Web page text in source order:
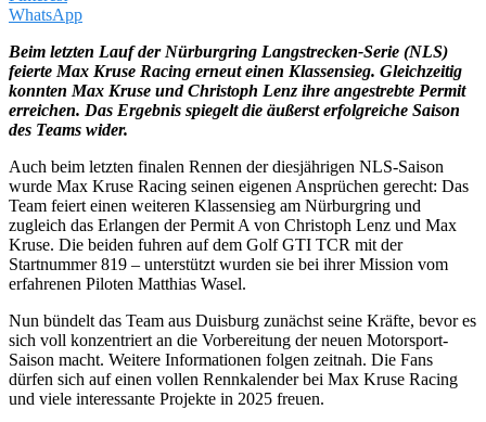
WhatsApp
Beim letzten Lauf der Nürburgring Langstrecken-Serie (NLS)
feierte Max Kruse Racing erneut einen Klassensieg. Gleichzeitig
konnten Max Kruse und Christoph Lenz ihre angestrebte Permit
erreichen. Das Ergebnis spiegelt die äußerst erfolgreiche Saison
des Teams wider.
Auch beim letzten finalen Rennen der diesjährigen NLS-Saison
wurde Max Kruse Racing seinen eigenen Ansprüchen gerecht: Das
Team feiert einen weiteren Klassensieg am Nürburgring und
zugleich das Erlangen der Permit A von Christoph Lenz und Max
Kruse. Die beiden fuhren auf dem Golf GTI TCR mit der
Startnummer 819 – unterstützt wurden sie bei ihrer Mission vom
erfahrenen Piloten Matthias Wasel.
Nun bündelt das Team aus Duisburg zunächst seine Kräfte, bevor es
sich voll konzentriert an die Vorbereitung der neuen Motorsport-
Saison macht. Weitere Informationen folgen zeitnah. Die Fans
dürfen sich auf einen vollen Rennkalender bei Max Kruse Racing
und viele interessante Projekte in 2025 freuen.